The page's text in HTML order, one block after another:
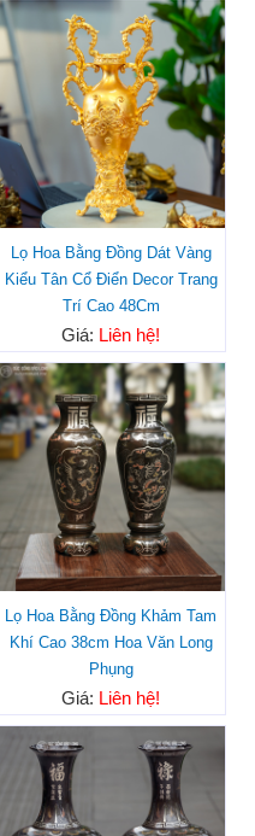
Lọ Hoa Bằng Đồng Dát Vàng
Kiểu Tân Cổ Điển Decor Trang
Trí Cao 48Cm
Giá: Liên hệ!
Lọ Hoa Bằng Đồng Khảm Tam
Khí Cao 38cm Hoa Văn Long
Phụng
Giá: Liên hệ!